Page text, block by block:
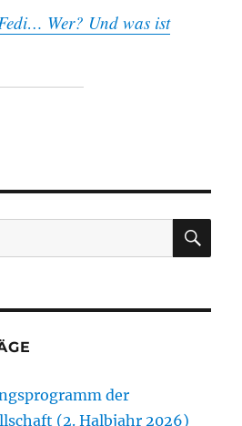
Wer? Und was ist
der
(2. Halbjahr 2026)